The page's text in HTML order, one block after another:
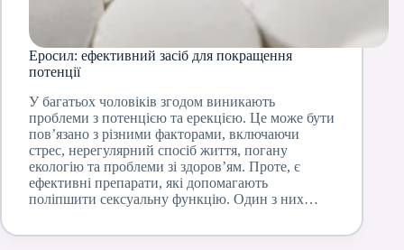
Еросил: ефективний засіб для покращення
потенції
У багатьох чоловіків згодом виникають
проблеми з потенцією та ерекцією. Це може бути
пов’язано з різними факторами, включаючи
стрес, нерегулярний спосіб життя, погану
екологію та проблеми зі здоров’ям. Проте, є
ефективні препарати, які допомагають
поліпшити сексуальну функцію. Один з них…